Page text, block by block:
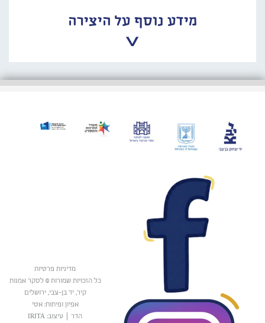
מידע נוסף על היצירה
מדיניות פרטיות
כל הזכויות שמורות © לסקר אמנות
קיר, יד בן-צבי, ירושלים
אפיון ופיתוח: אטי
הדר
עיצוב: IRITA